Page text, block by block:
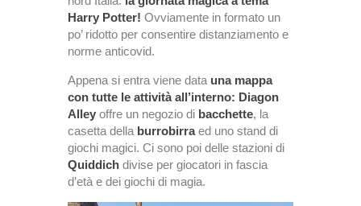
Harry Potter! Ovviamente in formato un
po’ ridotto per consentire distanziamento e
norme anticovid.
Appena si entra viene data una mappa
con tutte le attività all’interno: Diagon
Alley offre un negozio di bacchette, la
casetta della burrobirraed uno stand di
giochi magici. Ci sono poi delle stazioni di
Quiddich divise per giocatori in fascia
d’età e dei giochi di magia.